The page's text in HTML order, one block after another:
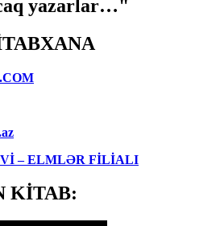
yazarlar…"
– ELMLƏR FİLİALI
KİTAB: